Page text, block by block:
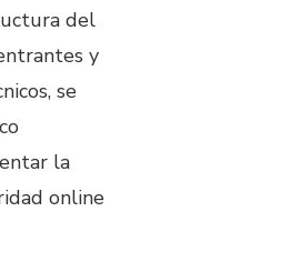
del
y
se
la
online